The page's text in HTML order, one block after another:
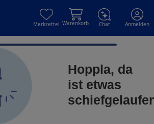
Merkzettel Warenkorb Chat Anmelden
Hoppla, da
ist etwas